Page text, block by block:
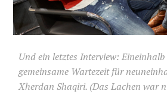
Und ein letztes Interview: Eineinhalb
gemeinsame Wartezeit für
Xherdan Shaqiri. (Das Lachen war